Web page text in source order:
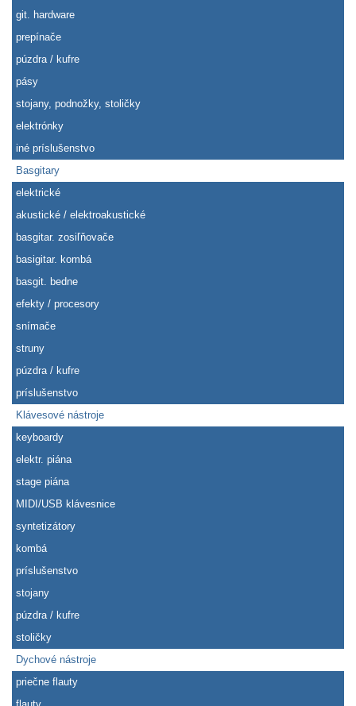
git. hardware
prepínače
púzdra / kufre
pásy
stojany, podnožky, stoličky
elektrónky
iné príslušenstvo
Basgitary
elektrické
akustické / elektroakustické
basgitar. zosiľňovače
basigitar. kombá
basgit. bedne
efekty / procesory
snímače
struny
púzdra / kufre
príslušenstvo
Klávesové nástroje
keyboardy
elektr. piána
stage piána
MIDI/USB klávesnice
syntetizátory
kombá
príslušenstvo
stojany
púzdra / kufre
stoličky
Dychové nástroje
priečne flauty